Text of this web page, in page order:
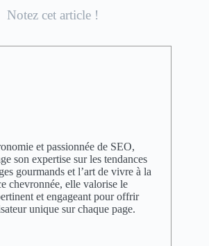
Notez cet article !
et passionnée de SEO,
son expertise sur les tendances
gourmands et l’art de vivre à la
chevronnée, elle valorise le
et engageant pour offrir
unique sur chaque page.